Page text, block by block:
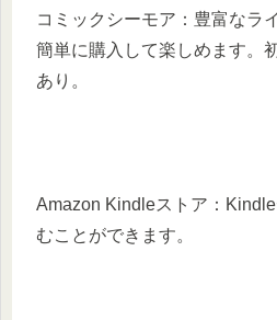
コミックシーモア：豊富なラ
簡単に購入して楽しめます。
あり。
Amazon Kindleストア：
むことができます。